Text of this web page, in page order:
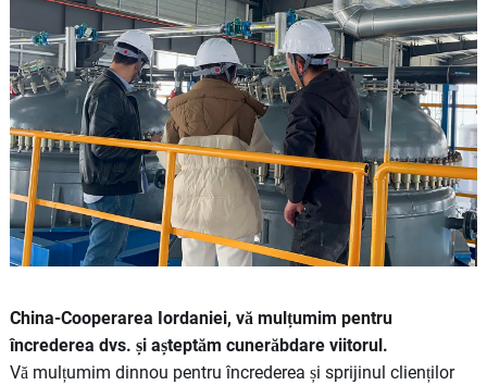
China-Cooperarea Iordaniei, vă mulțumim pentru
încrederea dvs. și așteptăm cunerăbdare viitorul.
Vă mulțumim dinnou pentru încrederea și sprijinul clienților